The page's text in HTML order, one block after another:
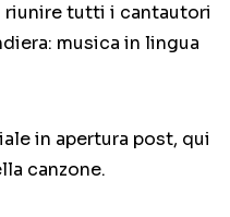
riunire tutti i cantautori
musica in lingua
in apertura post, qui
canzone.